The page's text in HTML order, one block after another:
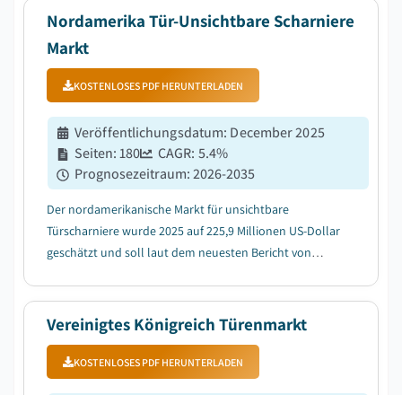
raumsparende Lösungen fördern....
Nordamerika Tür-Unsichtbare Scharniere
Markt
KOSTENLOSES PDF HERUNTERLADEN
Veröffentlichungsdatum: December 2025
Seiten:180 CAGR: 5.4%
Prognosezeitraum:2026-2035
Der nordamerikanische Markt für unsichtbare
Türscharniere wurde 2025 auf 225,9 Millionen US-Dollar
geschätzt und soll laut dem neuesten Bericht von
(CAGR) von 5,4 % wachsen....
Vereinigtes Königreich Türenmarkt
KOSTENLOSES PDF HERUNTERLADEN